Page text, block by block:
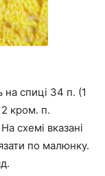
на спиці 34 п. (1
кром. п.
схемі вказані
по малюнку.